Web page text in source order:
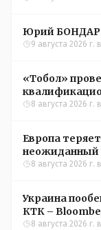
Юрий
9 августа 2026 г.
«Тобол»
УЕФА
8 августа 2026 г.
Европа
неожиданный
8 августа 2026 г.
Украина
КТК –
8 августа 2026 г.